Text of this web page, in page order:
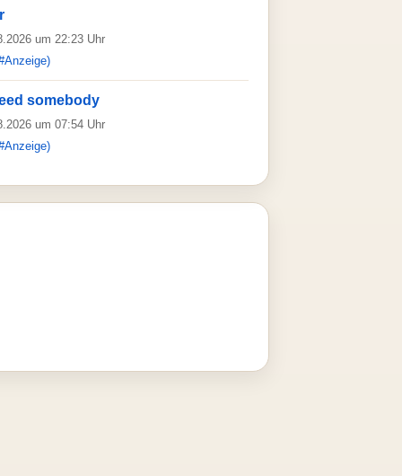
um 22:23 Uhr
somebody
um 07:54 Uhr